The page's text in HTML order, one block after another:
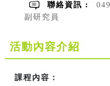
聯絡資訊 :
副研究員
活動內容介紹
課程內容：